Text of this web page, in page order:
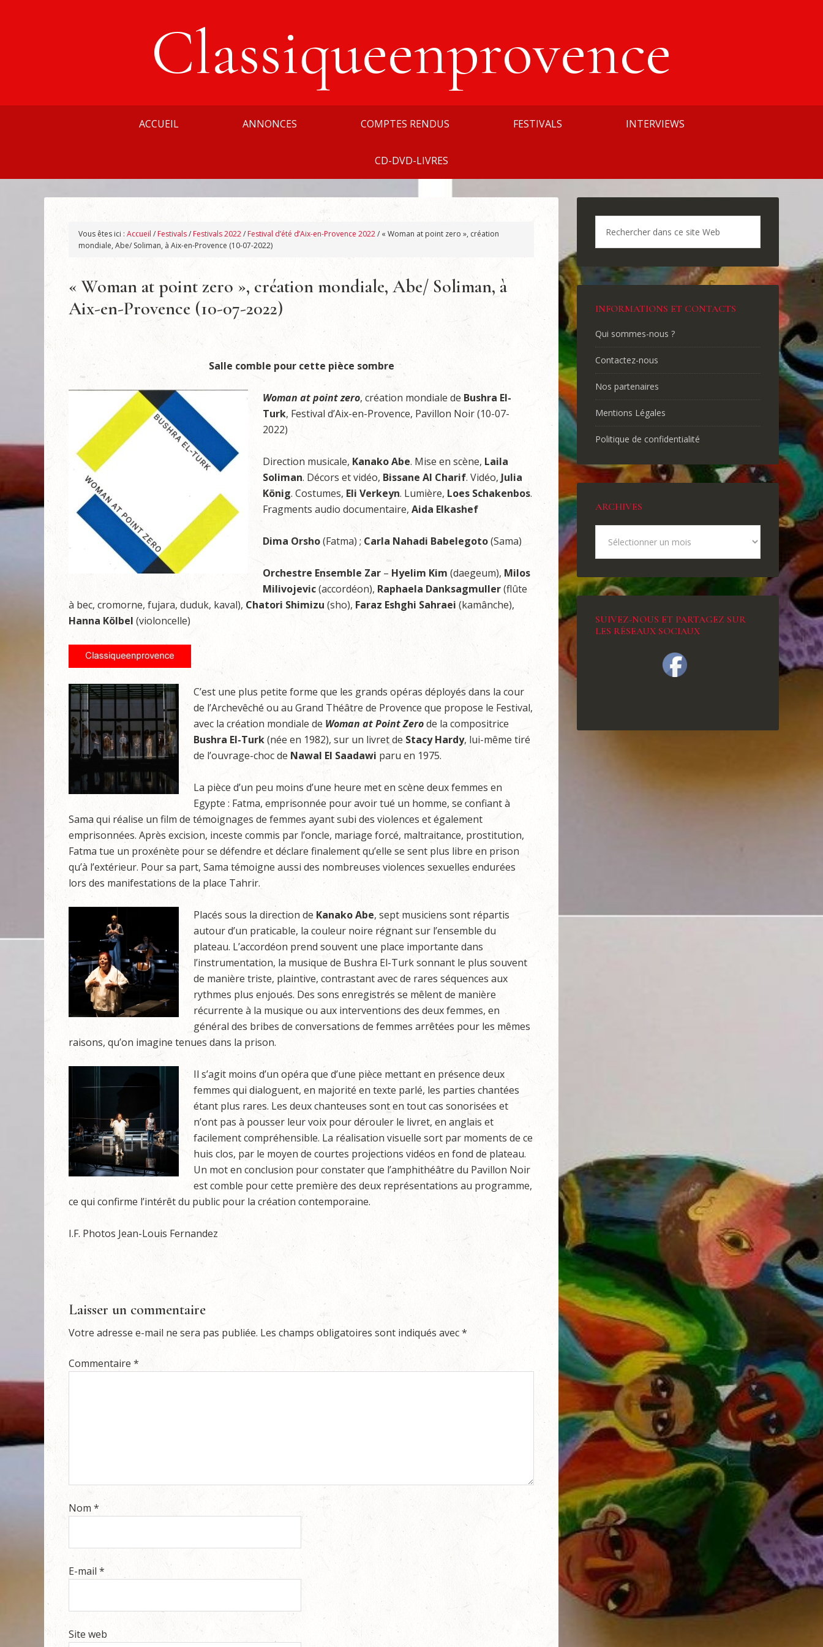
Classiqueenprovence
ACCUEIL ANNONCES COMPTES RENDUS FESTIVALS INTERVIEWS
CD-DVD-LIVRES
Vous êtes ici : Accueil / Festivals/ Festivals 2022/ Festival d’été d’Aix-en-Provence 2022/ « Woman at point zero », création
mondiale, Abe/ Soliman, à Aix-en-Provence (10-07-2022)
« Woman at point zero », création mondiale, Abe/ Soliman, à
Aix-en-Provence (10-07-2022)
Salle comble pour cette pièce sombre
Woman at point zero, création mondiale de Bushra El-
Turk, Festival d’Aix-en-Provence, Pavillon Noir (10-07-
2022)
Direction musicale, Kanako Abe. Mise en scène, Laila
Soliman. Décors et vidéo, Bissane Al Charif. Vidéo, Julia
König. Costumes, Eli Verkeyn. Lumière, Loes Schakenbos.
Fragments audio documentaire, Aida Elkashef
Dima Orsho(Fatma) ; Carla Nahadi Babelegoto(Sama)
Orchestre Ensemble Zar – Hyelim Kim (daegeum), Milos
Milivojevic(accordéon), Raphaela Danksagmuller(flûte
à bec, cromorne, fujara, duduk, kaval), Chatori Shimizu (sho), Faraz Eshghi Sahraei (kamânche),
Hanna Kölbel (violoncelle)
C’est une plus petite forme que les grands opéras déployés dans la cour
de l’Archevêché ou au Grand Théâtre de Provence que propose le Festival,
avec la création mondiale de Woman at Point Zerode la compositrice
Bushra El-Turk(née en 1982), sur un livret deStacy Hardy, lui-même tiré
de l’ouvrage-choc de Nawal El Saadawi paru en 1975.
La pièce d’un peu moins d’une heure met en scène deux femmes en
Egypte : Fatma, emprisonnée pour avoir tué un homme, se confiant à
Sama qui réalise un film de témoignages de femmes ayant subi des violences et également
emprisonnées. Après excision, inceste commis par l’oncle, mariage forcé, maltraitance, prostitution,
Fatma tue un proxénète pour se défendre et déclare finalement qu’elle se sent plus libre en prison
qu’à l’extérieur. Pour sa part, Sama témoigne aussi des nombreuses violences sexuelles endurées
lors des manifestations de la place Tahrir.
Placés sous la direction de Kanako Abe, sept musiciens sont répartis
autour d’un praticable, la couleur noire régnant sur l’ensemble du
plateau. L’accordéon prend souvent une place importante dans
l’instrumentation, la musique de Bushra El-Turk sonnant le plus souvent
de manière triste, plaintive, contrastant avec de rares séquences aux
rythmes plus enjoués. Des sons enregistrés se mêlent de manière
récurrente à la musique ou aux interventions des deux femmes, en
général des bribes de conversations de femmes arrêtées pour les mêmes
raisons, qu’on imagine tenues dans la prison.
Il s’agit moins d’un opéra que d’une pièce mettant en présence deux
femmes qui dialoguent, en majorité en texte parlé, les parties chantées
étant plus rares. Les deux chanteuses sont en tout cas sonorisées et
n’ont pas à pousser leur voix pour dérouler le livret, en anglais et
facilement compréhensible. La réalisation visuelle sort par moments de ce
huis clos, par le moyen de courtes projections vidéos en fond de plateau.
Un mot en conclusion pour constater que l’amphithéâtre du Pavillon Noir
est comble pour cette première des deux représentations au programme,
ce qui confirme l’intérêt du public pour la création contemporaine.
I.F. Photos Jean-Louis Fernandez
Laisser un commentaire
Votre adresse e-mail ne sera pas publiée. Les champs obligatoires sont indiqués avec*
Commentaire *
Nom *
E-mail*
Site web
INFORMATIONS ET CONTACTS
Qui sommes-nous ?
Contactez-nous
Nos partenaires
Mentions Légales
Politique de confidentialité
ARCHIVES
SUIVEZ-NOUS ET PARTAGEZ SUR
LES RÉSEAUX SOCIAUX